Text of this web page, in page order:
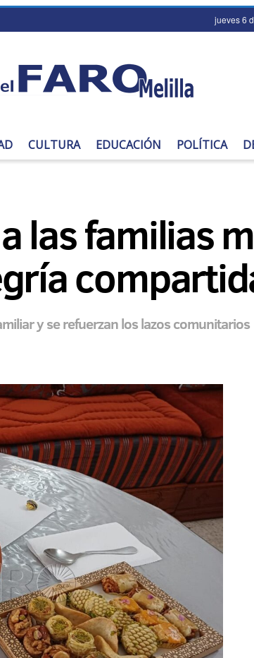
jueves 6
CULTURA EDUCACIÓN POLÍTICA
las familias
y se refuerzan los lazos comunitarios